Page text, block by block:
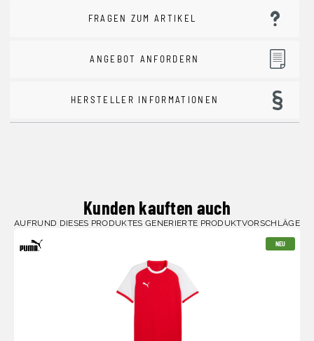
FRAGEN ZUM ARTIKEL
ANGEBOT ANFORDERN
HERSTELLER INFORMATIONEN
Kunden kauften auch
AUFRUND DIESES PRODUKTES GENERIERTE PRODUKTVORSCHLÄGE
NEU